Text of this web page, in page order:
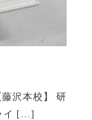
沢本校】 研
イ […]